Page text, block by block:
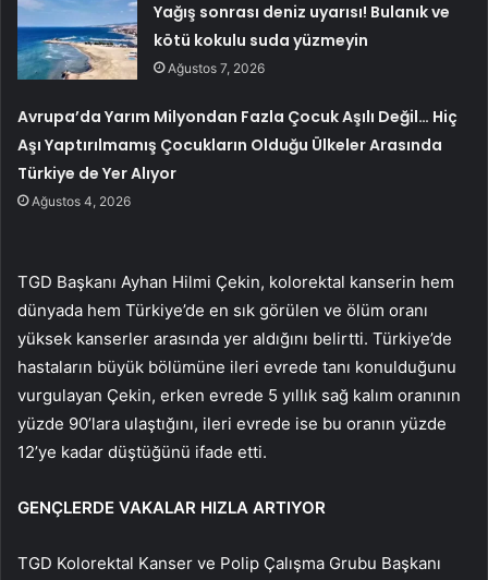
Yağış sonrası deniz uyarısı! Bulanık ve
kötü kokulu suda yüzmeyin
Ağustos 7, 2026
Avrupa’da Yarım Milyondan Fazla Çocuk Aşılı Değil… Hiç
Aşı Yaptırılmamış Çocukların Olduğu Ülkeler Arasında
Türkiye de Yer Alıyor
Ağustos 4, 2026
TGD Başkanı Ayhan Hilmi Çekin, kolorektal kanserin hem
dünyada hem Türkiye’de en sık görülen ve ölüm oranı
yüksek kanserler arasında yer aldığını belirtti. Türkiye’de
hastaların büyük bölümüne ileri evrede tanı konulduğunu
vurgulayan Çekin, erken evrede 5 yıllık sağ kalım oranının
yüzde 90’lara ulaştığını, ileri evrede ise bu oranın yüzde
12’ye kadar düştüğünü ifade etti.
GENÇLERDE VAKALAR HIZLA ARTIYOR
TGD Kolorektal Kanser ve Polip Çalışma Grubu Başkanı